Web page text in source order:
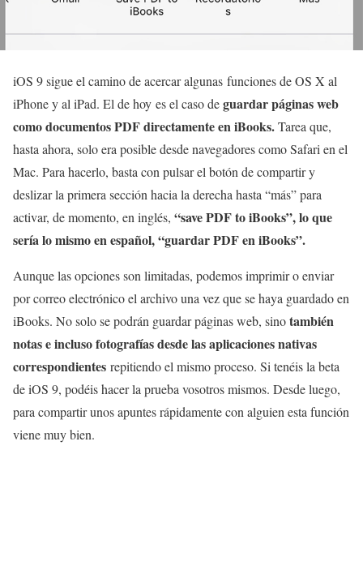
iOS 9 sigue el camino de acercar algunas funciones de OS X al
iPhone y al iPad. El de hoy es el caso deguardar páginas web
como documentos PDF directamente en iBooks.Tarea que,
hasta ahora, solo era posible desde navegadores como Safari en el
Mac. Para hacerlo, basta con pulsar el botón de compartir y
deslizar la primera sección hacia la derecha hasta “más” para
activar, de momento, en inglés, “save PDF to iBooks”, lo que
sería lo mismo en español, “guardar PDF en iBooks”.
Aunque las opciones son limitadas, podemos imprimir o enviar
por correo electrónico el archivo una vez que se haya guardado en
iBooks. No solo se podrán guardar páginas web, sinotambién
notas e incluso fotografías desde las aplicaciones nativas
correspondientes repitiendo el mismo proceso. Si tenéis la beta
de iOS 9, podéis hacer la prueba vosotros mismos. Desde luego,
para compartir unos apuntes rápidamente con alguien esta función
viene muy bien.